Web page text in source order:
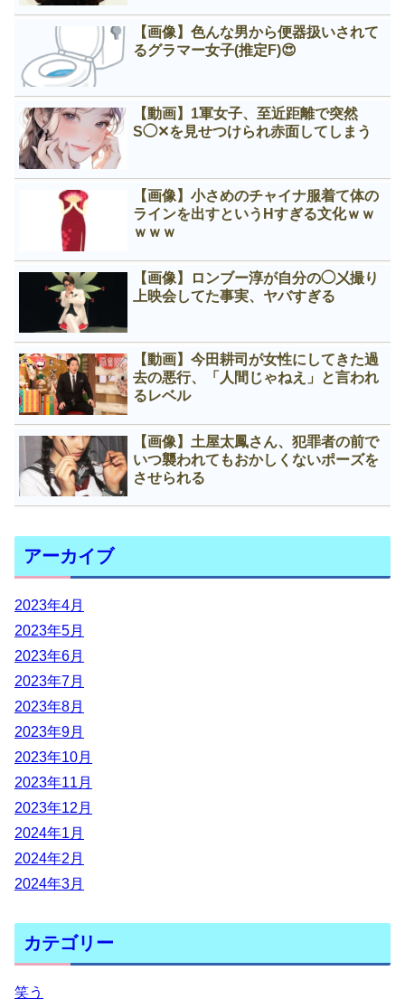
【画像】色んな男から便器扱いされて
るグラマー女子(推定F)😍
【動画】1軍女子、至近距離で突然
S◯✕を見せつけられ赤面してしまう
【画像】小さめのチャイナ服着て体の
ラインを出すというНすぎる文化ｗｗ
ｗｗｗ
【画像】ロンブー淳が自分の◯㐅撮り
上映会してた事実、ヤバすぎる
【動画】今田耕司が女性にしてきた過
去の悪行、「人間じゃねえ」と言われ
るレベル
【画像】土屋太鳳さん、犯罪者の前で
いつ襲われてもおかしくないポーズを
させられる
アーカイブ
2023年4月
2023年5月
2023年6月
2023年7月
2023年8月
2023年9月
2023年10月
2023年11月
2023年12月
2024年1月
2024年2月
2024年3月
カテゴリー
笑う